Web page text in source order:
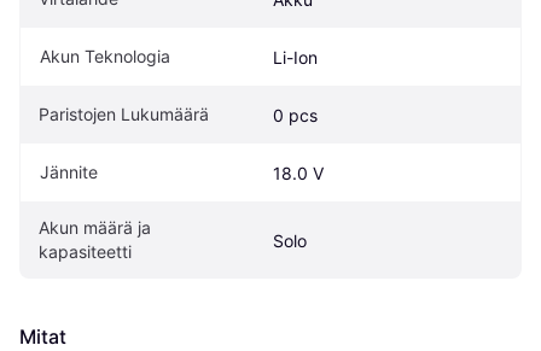
Akun Teknologia Li-Ion
Paristojen Lukumäärä 0 pcs
Jännite 18.0 V
Akun määrä ja
kapasiteetti
Solo
Mitat